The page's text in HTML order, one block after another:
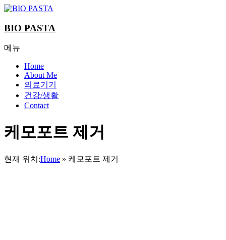
Skip
content
BIO PASTA
메뉴
Home
About Me
의료기기
건강/생활
Contact
케모포트 제거
현재 위치:Home » 케모포트 제거